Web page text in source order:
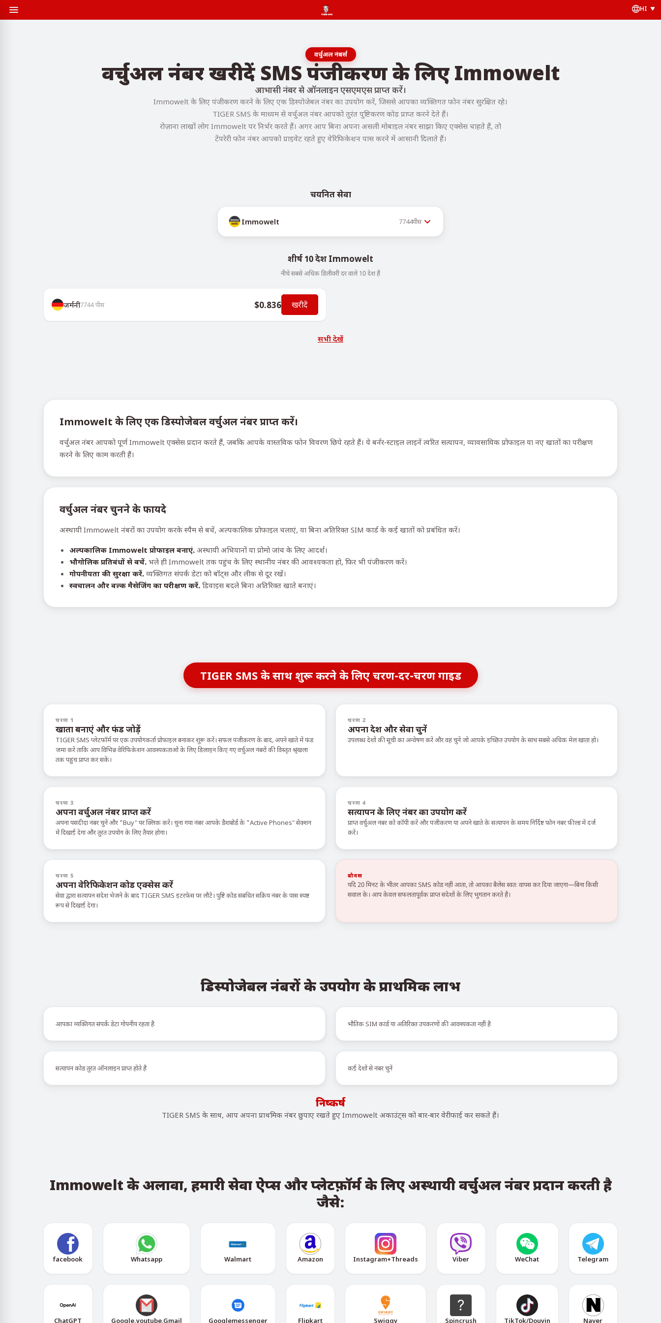
HI
वर्चुअल नंबर्स
वर्चुअल नंबर खरीदें SMS पंजीकरण के लिए Immowelt
आभासी नंबर से ऑनलाइन एसएमएस प्राप्त करें।
Immowelt के लिए पंजीकरण करने के लिए एक डिस्पोजेबल नंबर का उपयोग करें, जिससे आपका व्यक्तिगत फोन नंबर सुरक्षित रहे।
TIGER SMS के माध्यम से वर्चुअल नंबर आपको तुरंत पुष्टिकरण कोड प्राप्त करने देते हैं।
रोज़ाना लाखों लोग Immowelt पर निर्भर करते हैं। अगर आप बिना अपना असली मोबाइल नंबर साझा किए एक्सेस चाहते हैं, तो
टेंपरेरी फोन नंबर आपको प्राइवेट रहते हुए वेरिफिकेशन पास करने में आसानी दिलाते हैं।
चयनित सेवा
Immowelt 7744पीस
शीर्ष 10 देश Immowelt
नीचे सबसे अधिक डिलीवरी दर वाले 10 देश हैं
जर्मनी7744पीस $0.836 खरीदें
सभी देखें
Immowelt के लिए एक डिस्पोजेबल वर्चुअल नंबर प्राप्त करें।
वर्चुअल नंबर आपको पूर्ण Immowelt एक्सेस प्रदान करते हैं, जबकि आपके वास्तविक फोन विवरण छिपे रहते हैं। ये बर्नर-स्टाइल लाइनें त्वरित सत्यापन, व्यावसायिक प्रोफाइल या नए खातों का परीक्षण
करने के लिए काम करती हैं।
वर्चुअल नंबर चुनने के फायदे
अस्थायी Immowelt नंबरों का उपयोग करके स्पैम से बचें, अल्पकालिक प्रोफाइल चलाएं, या बिना अतिरिक्त SIM कार्ड के कई खातों को प्रबंधित करें।
अल्पकालिक Immowelt प्रोफाइल बनाएं. अस्थायी अभियानों या प्रोमो जांच के लिए आदर्श।
भौगोलिक प्रतिबंधों से बचें. भले ही Immowelt तक पहुंच के लिए स्थानीय नंबर की आवश्यकता हो, फिर भी पंजीकरण करें।
गोपनीयता की सुरक्षा करें. व्यक्तिगत संपर्क डेटा को बॉट्स और लीक से दूर रखें।
स्वचालन और बल्क मैसेजिंग का परीक्षण करें. डिवाइस बदले बिना अतिरिक्त खाते बनाएं।
TIGER SMS के साथ शुरू करने के लिए चरण-दर-चरण गाइड
चरण 1
खाता बनाएं और फंड जोड़ें
TIGER SMS प्लेटफॉर्म पर एक उपयोगकर्ता प्रोफ़ाइल बनाकर शुरू करें। सफल पंजीकरण के बाद, अपने खाते में फंड
जमा करें ताकि आप विभिन्न वेरिफिकेशन आवश्यकताओं के लिए डिज़ाइन किए गए वर्चुअल नंबरों की विस्तृत श्रृंखला
तक पहुंच प्राप्त कर सकें।
चरण 2
अपना देश और सेवा चुनें
उपलब्ध देशों की सूची का अन्वेषण करें और वह चुनें जो आपके इच्छित उपयोग के साथ सबसे अधिक मेल खाता हो।
चरण 3
अपना वर्चुअल नंबर प्राप्त करें
अपना पसंदीदा नंबर चुनें और "Buy" पर क्लिक करें। चुना गया नंबर आपके डैशबोर्ड के "Active Phones" सेक्शन
में दिखाई देगा और तुरंत उपयोग के लिए तैयार होगा।
चरण 4
सत्यापन के लिए नंबर का उपयोग करें
प्राप्त वर्चुअल नंबर को कॉपी करें और पंजीकरण या अपने खाते के सत्यापन के समय निर्दिष्ट फ़ोन नंबर फ़ील्ड में दर्ज
करें।
चरण 5
अपना वेरिफिकेशन कोड एक्सेस करें
सेवा द्वारा सत्यापन संदेश भेजने के बाद TIGER SMS इंटरफ़ेस पर लौटें। पुष्टि कोड संबंधित सक्रिय नंबर के पास स्पष्ट
रूप से दिखाई देगा।
बोनस
यदि 20 मिनट के भीतर आपका SMS कोड नहीं आता, तो आपका बैलेंस स्वतः वापस कर दिया जाएगा—बिना किसी
सवाल के। आप केवल सफलतापूर्वक प्राप्त संदेशों के लिए भुगतान करते हैं।
डिस्पोजेबल नंबरों के उपयोग के प्राथमिक लाभ
आपका व्यक्तिगत संपर्क डेटा गोपनीय रहता है भौतिक SIM कार्ड या अतिरिक्त उपकरणों की आवश्यकता नहीं है
सत्यापन कोड तुरंत ऑनलाइन प्राप्त होते हैं कई देशों से नंबर चुनें
निष्कर्ष
TIGER SMS के साथ, आप अपना प्राथमिक नंबर छुपाए रखते हुए Immowelt अकाउंट्स को बार-बार वेरीफाई कर सकते हैं।
Immowelt के अलावा, हमारी सेवा ऐप्स और प्लेटफ़ॉर्म के लिए अस्थायी वर्चुअल नंबर प्रदान करती है
जैसे:
facebook Whatsapp Walmart Amazon Instagram+Threads Viber WeChat Telegram
ChatGPT Google,youtube,Gmail Googlemessenger Flipkart Swiggy Spincrush TikTok/Douyin Naver